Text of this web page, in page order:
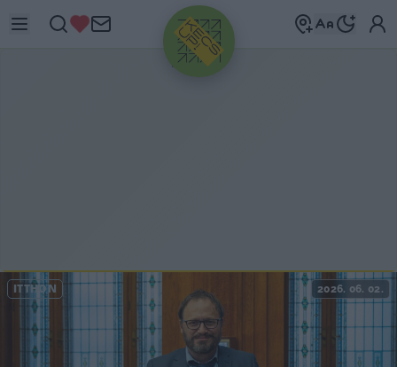
HIRDETÉS
ITTHON 2026. 06. 02.